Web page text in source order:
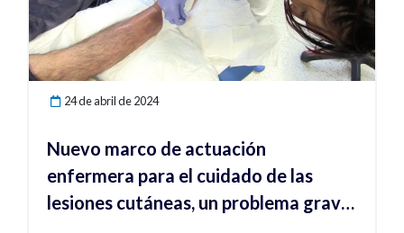
24 de abril de 2024
Nuevo marco de actuación
enfermera para el cuidado de las
lesiones cutáneas, un problema grave